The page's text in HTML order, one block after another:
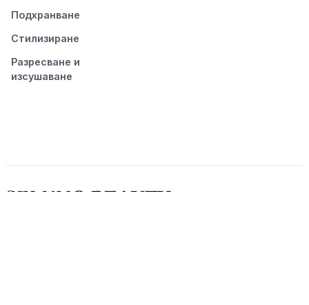
Подхранване
Стилизиране
Разресване и
изсушаване